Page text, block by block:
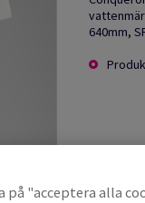
640mm,
på "acceptera alla